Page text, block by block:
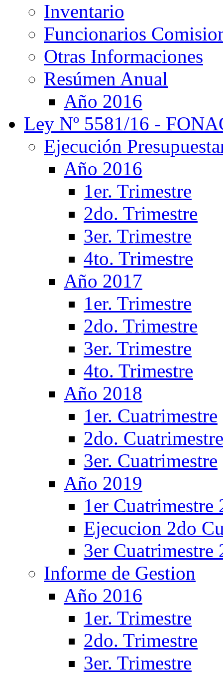
Inventario
Funcionarios
Otras Informaciones
Resúmen Anual
Año 2016
Ley Nº 5581/16 -
Ejecución
Año 2016
1er. Trimestre
2do. Trimestre
3er. Trimestre
4to. Trimestre
Año 2017
1er. Trimestre
2do. Trimestre
3er. Trimestre
4to. Trimestre
Año 2018
1er. Cuatrimestre
2do. Cuatrimestre
3er. Cuatrimestre
Año 2019
1er Cuatrimestre
Ejecucion 2do
3er Cuatrimestre
Informe de Gestion
Año 2016
1er. Trimestre
2do. Trimestre
3er. Trimestre